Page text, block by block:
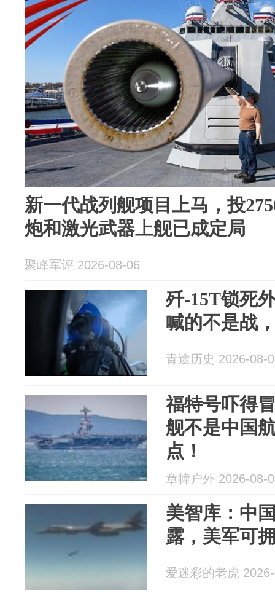
新一代战列舰项目上马，投
炮和激光武器上舰已成定局
聚峰军评 2026-08-06
歼-15T锁死
喊的不是战
青途历史 2026-08-
福特号吓得
舰不是中国
点！
章幃户外 2026-08-
美智库：中
露，美军可
爱迷彩的老虎